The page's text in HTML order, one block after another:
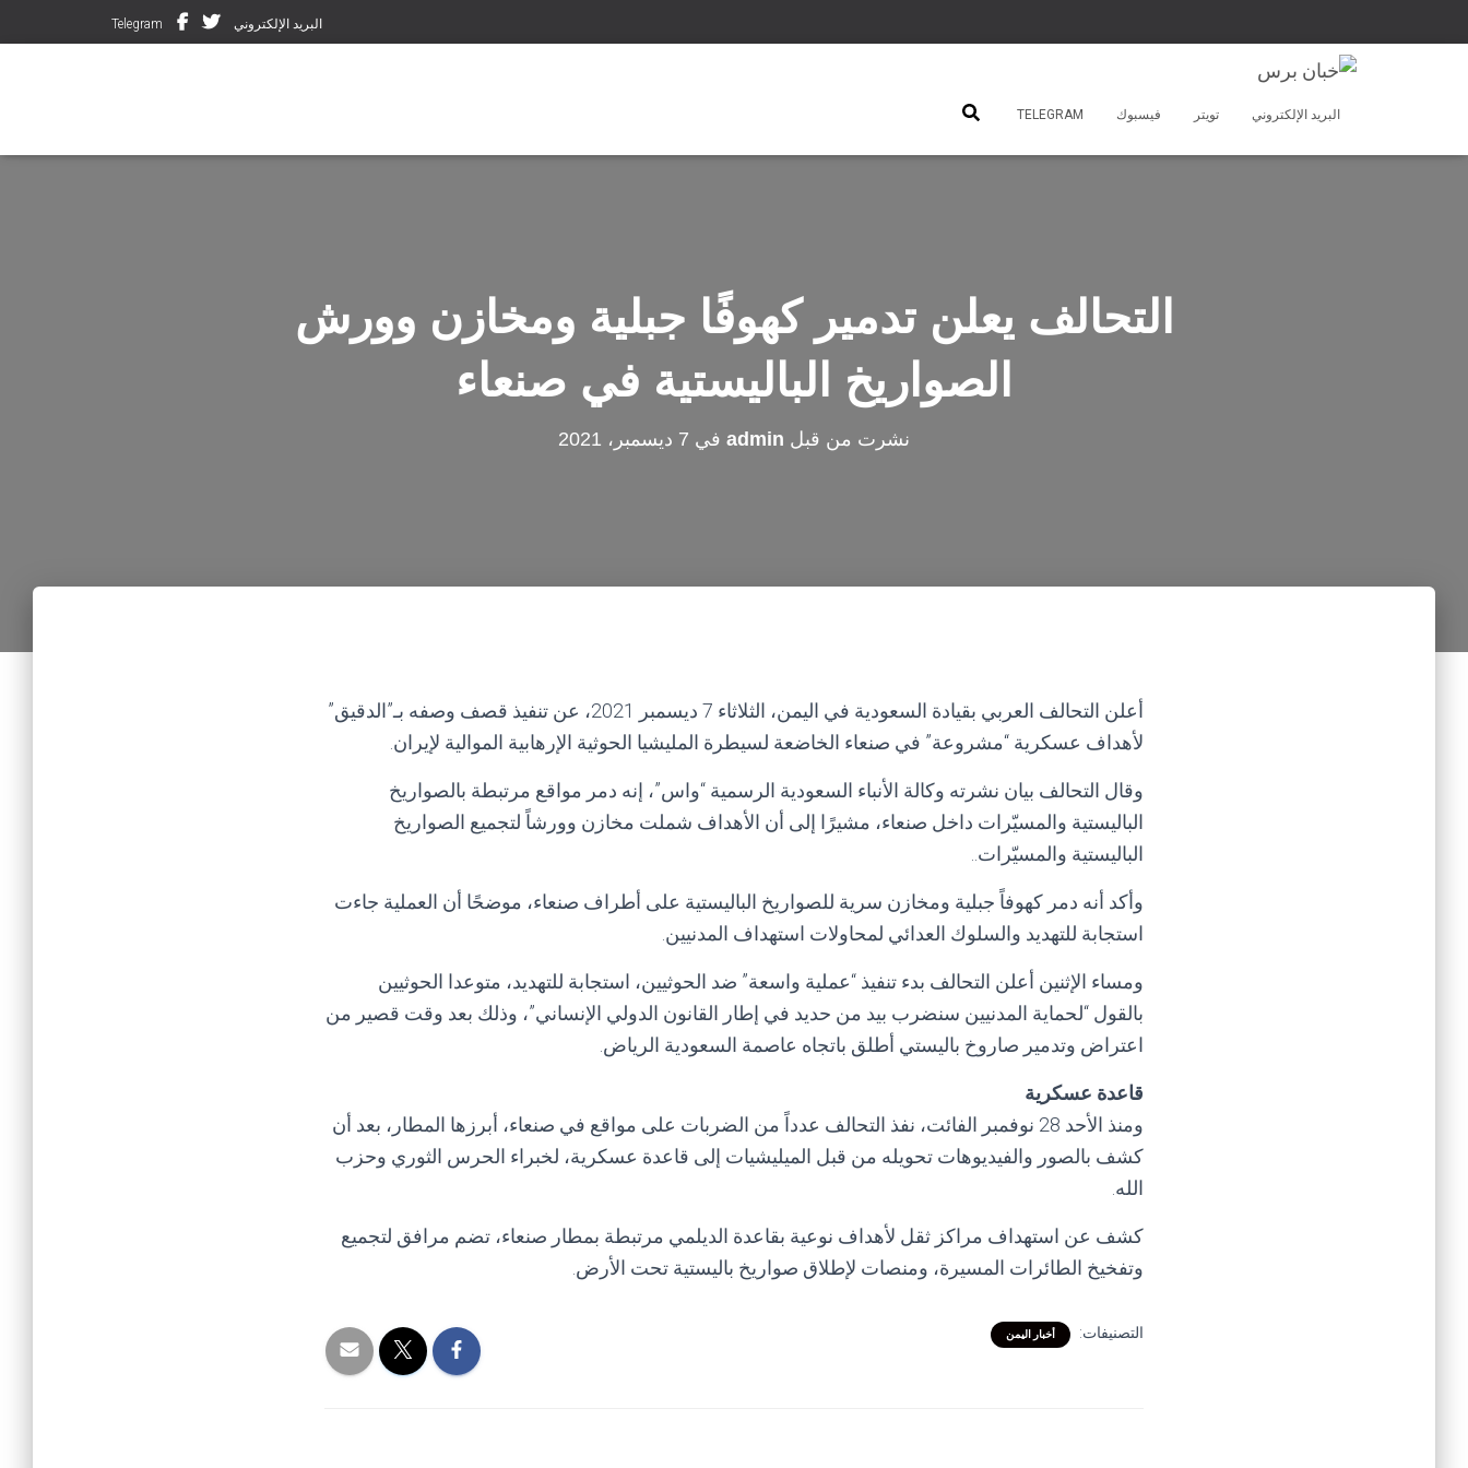
البريد الإلكتروني Telegram
البريد الإلكتروني تويتر فيسبوك TELEGRAM
التحالف يعلن تدمير كهوفًا جبلية ومخازن وورش
الصواريخ الباليستية في صنعاء
نشرت من قبل admin في 7 ديسمبر، 2021
أعلن التحالف العربي بقيادة السعودية في اليمن، الثلاثاء 7 ديسمبر 2021، عن تنفيذ قصف وصفه بـ”الدقيق”
لأهداف عسكرية “مشروعة” في صنعاء الخاضعة لسيطرة المليشيا الحوثية الإرهابية الموالية لإيران.
وقال التحالف بيان نشرته وكالة الأنباء السعودية الرسمية “واس”، إنه دمر مواقع مرتبطة بالصواريخ
الباليستية والمسيّرات داخل صنعاء، مشيرًا إلى أن الأهداف شملت مخازن وورشاً لتجميع الصواريخ
الباليستية والمسيّرات..
وأكد أنه دمر كهوفاً جبلية ومخازن سرية للصواريخ الباليستية على أطراف صنعاء، موضحًا أن العملية جاءت
استجابة للتهديد والسلوك العدائي لمحاولات استهداف المدنيين.
ومساء الإثنين أعلن التحالف بدء تنفيذ “عملية واسعة” ضد الحوثيين، استجابة للتهديد، متوعدا الحوثيين
بالقول “لحماية المدنيين سنضرب بيد من حديد في إطار القانون الدولي الإنساني”، وذلك بعد وقت قصير من
اعتراض وتدمير صاروخ باليستي أطلق باتجاه عاصمة السعودية الرياض.
قاعدة عسكرية
ومنذ الأحد 28 نوفمبر الفائت، نفذ التحالف عدداً من الضربات على مواقع في صنعاء، أبرزها المطار، بعد أن
كشف بالصور والفيديوهات تحويله من قبل الميليشيات إلى قاعدة عسكرية، لخبراء الحرس الثوري وحزب
الله.
كشف عن استهداف مراكز ثقل لأهداف نوعية بقاعدة الديلمي مرتبطة بمطار صنعاء، تضم مرافق لتجميع
وتفخيخ الطائرات المسيرة، ومنصات لإطلاق صواريخ باليستية تحت الأرض.
التصنيفات: أخبار اليمن